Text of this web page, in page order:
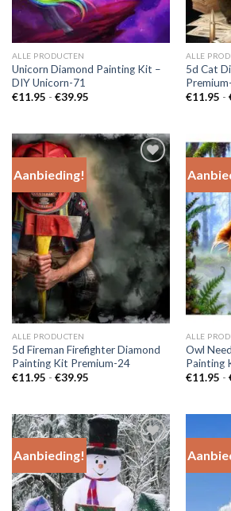
ALLE PRODUCTEN
Unicorn Diamond Painting Kit –
DIY Unicorn-71
€11.95 - €39.95Prijsklasse:
ALLE
5d Cat
€11.95 -
Aanbieding!
Add to
Wishlist
ALLE PRODUCTEN
5d Fireman Firefighter Diamond
Painting Kit Premium-24
€11.95 - €39.95Prijsklasse:
ALLE
Owl
Painting
€11.95 -
Aanbieding!
Add to
Wishlist